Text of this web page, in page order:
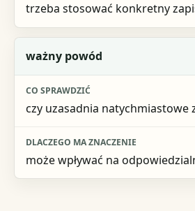
trzeba stosować konkretny
ważny powód
czy uzasadnia natychmiastowe
może wpływać na